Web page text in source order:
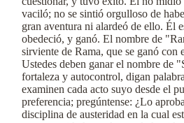
vaciló; no se sintió orgulloso de
gran aventura ni alardeó de ello. Él
obedeció, y ganó. El nombre de
sirviente de Rama, que se ganó
Ustedes deben ganar el nombre de
fortaleza y autocontrol, digan
examinen cada acto suyo desde el
preferencia; pregúntense: ¿Lo
disciplina de austeridad en la cual